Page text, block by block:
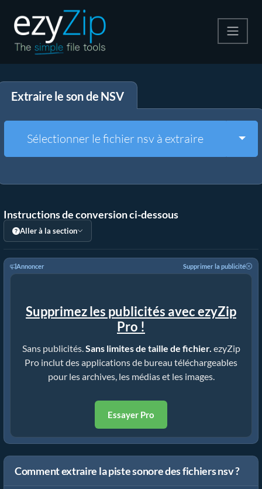
Décompresser
Autres outils
Extraire le son de NSV
Sélectionner le fichier nsv à extraire
Instructions de conversion ci-dessous
Aller à la section
Annoncer Supprimer la publicité
Supprimez les publicités avec ezyZip
Pro !
Sans publicités.Sans limites de taille de fichier. ezyZip
Pro inclut des applications de bureau téléchargeables
pour les archives, les médias et les images.
Essayer Pro
Comment extraire la piste sonore des fichiers nsv ?